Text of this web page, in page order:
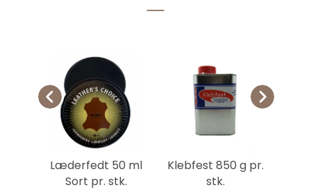
Læderfedt 50 ml
Sort pr. stk.
Klebfest 850 g pr.
stk.